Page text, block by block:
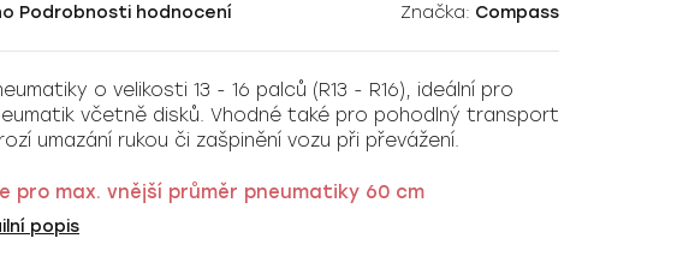
Podrobnosti hodnocení Značka: Compass
o velikosti 13 - 16 palců (R13 - R16), ideální pro
včetně disků. Vhodné také pro pohodlný transport
umazání rukou či zašpinění vozu při převážení.
pro max. vnější průměr pneumatiky 60 cm
popis